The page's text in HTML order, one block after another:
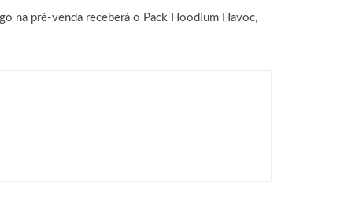
na pré-venda receberá o Pack Hoodlum Havoc,